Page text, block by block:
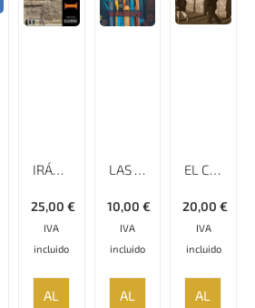
IRÁN – RUMBO A
€
25,00
IVA
incluido
AL
LAS SIETE PRINCESAS
€
10,00
IVA
incluido
AL
EL CORONEL
€
20,00
IVA
incluido
AL